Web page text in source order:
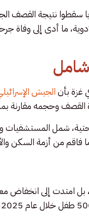
سقطوا نتيجة القصف
ما أدى إلى
غزة بأنالجيش
وحجمه مقارنة
شمل
فاقم من أزمة السكن
بل امتدت إلى انخفاض